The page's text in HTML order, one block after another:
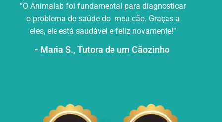
“O Animalab foi fundamental para diagnosticar
o problema de saúde do meu cão. Graças a
eles, ele está saudável e feliz novamente!”
- Maria S., Tutora de um Cãozinho